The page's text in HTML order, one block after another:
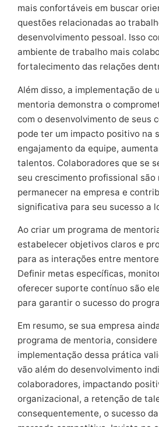
mais confortáveis em buscar
questões relacionadas ao
desenvolvimento pessoal. Isso
ambiente de trabalho mais
fortalecimento das relações
Além disso, a implementação de
mentoria demonstra o
com o desenvolvimento de seus
pode ter um impacto positivo na
engajamento da equipe,
talentos. Colaboradores que se
seu crescimento profissional são
permanecer na empresa e
significativa para seu sucesso a
Ao criar um programa de
estabelecer objetivos claros e
para as interações entre
Definir metas específicas,
oferecer suporte contínuo são
para garantir o sucesso do
Em resumo, se sua empresa
programa de mentoria,
implementação dessa prática
vão além do desenvolvimento
colaboradores, impactando
organizacional, a retenção de
consequentemente, o sucesso